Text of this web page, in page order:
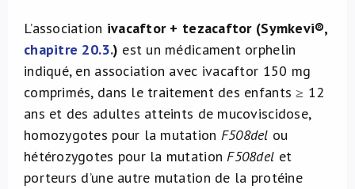
L’association ivacaftor + tezacaftor (Symkevi®,
chapitre 20.3.) est un médicament orphelin
indiqué, en association avec ivacaftor 150 mg
comprimés, dans le traitement des enfants ≥ 12
ans et des adultes atteints de mucoviscidose,
homozygotes pour la mutation F508del ou
hétérozygotes pour la mutationF508del et
porteurs d’une autre mutation de la protéine